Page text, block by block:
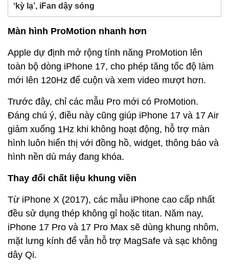
‘kỳ lạ’, iFan dậy sóng
Màn hình ProMotion nhanh hơn
Apple dự định mở rộng tính năng ProMotion lên
toàn bộ dòng iPhone 17, cho phép tăng tốc độ làm
mới lên 120Hz để cuộn và xem video mượt hơn.
Trước đây, chỉ các mẫu Pro mới có ProMotion.
Đáng chú ý, điều này cũng giúp iPhone 17 và 17 Air
giảm xuống 1Hz khi không hoạt động, hỗ trợ màn
hình luôn hiển thị với đồng hồ, widget, thông báo và
hình nền dù máy đang khóa.
Thay đổi chất liệu khung viền
Từ iPhone X (2017), các mẫu iPhone cao cấp nhất
đều sử dụng thép không gỉ hoặc titan. Năm nay,
iPhone 17 Pro và 17 Pro Max sẽ dùng khung nhôm,
mặt lưng kính để vẫn hỗ trợ MagSafe và sạc không
dây Qi.